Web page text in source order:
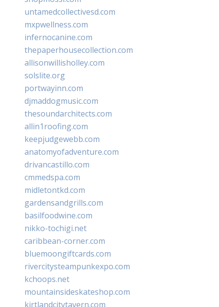
untamedcollectivesd.com
mxpwellness.com
infernocanine.com
thepaperhousecollection.com
allisonwillisholley.com
solslite.org
portwayinn.com
djmaddogmusic.com
thesoundarchitects.com
allin1roofing.com
keepjudgewebb.com
anatomyofadventure.com
drivancastillo.com
cmmedspa.com
midletontkd.com
gardensandgrills.com
basilfoodwine.com
nikko-tochigi.net
caribbean-corner.com
bluemoongiftcards.com
rivercitysteampunkexpo.com
kchoops.net
mountainsideskateshop.com
kirtlandcitytavern.com